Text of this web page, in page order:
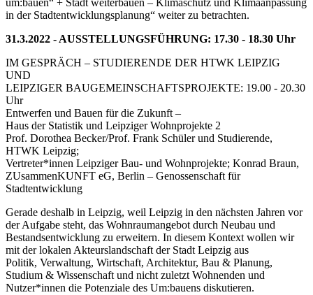
um:bauen“ + Stadt weiterbauen – Klimaschutz und Klimaanpassung
in der Stadtentwicklungsplanung“ weiter zu betrachten.
31.3.2022 - AUSSTELLUNGSFÜHRUNG: 17.30 - 18.30 Uhr
IM GESPRÄCH – STUDIERENDE DER HTWK LEIPZIG
UND
LEIPZIGER BAUGEMEINSCHAFTSPROJEKTE: 19.00 - 20.30
Uhr
Entwerfen und Bauen für die Zukunft –
Haus der Statistik und Leipziger Wohnprojekte 2
Prof. Dorothea Becker/Prof. Frank Schüler und Studierende,
HTWK Leipzig;
Vertreter*innen Leipziger Bau- und Wohnprojekte; Konrad Braun,
ZUsammenKUNFT eG, Berlin – Genossenschaft für
Stadtentwicklung
Gerade deshalb in Leipzig, weil Leipzig in den nächsten Jahren vor
der Aufgabe steht, das Wohnraumangebot durch Neubau und
Bestandsentwicklung zu erweitern. In diesem Kontext wollen wir
mit der lokalen Akteurslandschaft der Stadt Leipzig aus
Politik, Verwaltung, Wirtschaft, Architektur, Bau & Planung,
Studium & Wissenschaft und nicht zuletzt Wohnenden und
Nutzer*innen die Potenziale des Um:bauens diskutieren.